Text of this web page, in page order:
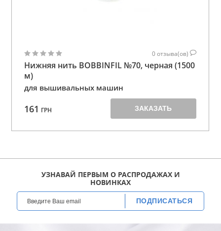
0отзыва(ов)
Нижняя нить BOBBINFIL №70, черная (1500
м)
для вышивальных машин
161 ГРН ЗАКАЗАТЬ
УЗНАВАЙ ПЕРВЫМ О РАСПРОДАЖАХ И
НОВИНКАХ
ПОДПИСАТЬСЯ